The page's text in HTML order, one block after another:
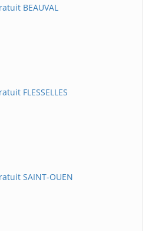
BEAUVAL
FLESSELLES
SAINT-OUEN